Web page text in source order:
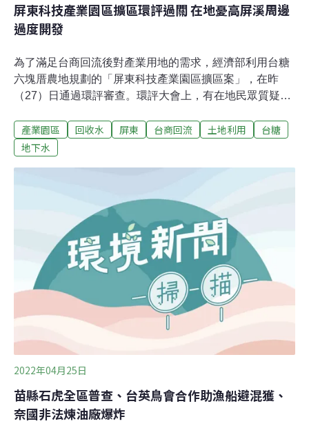
屏東科技產業園區擴區環評過關 在地憂高屏溪周邊
過度開發
為了滿足台商回流後對產業用地的需求，經濟部利用台糖
六塊厝農地規劃的「屏東科技產業園區擴區案」，在昨
（27）日通過環評審查。環評大會上，有在地民眾質疑近
產業園區擴區恐造成過大衝擊，要求開發案合併環評。環
保署表示，環評過程本就會針對鄰近地區進行累積效應評
原畜牧用地，作為屏東科技產業園區的擴區基地。該案位
於屏東縣屏東市西北側，緊鄰高雄市，總面積26.86公頃，
主要引進塑膠、金屬、電子零組件、光學製品、汽車、機
械設備等製造業。27日環保署辦理第424次環評大會，審
理屏東科技產業園區擴區案，會中沒有環委再提意見。不
過，該案在2021年10月進入環評初審後，卻因鄰近還有眾
多開發案，引起在地民眾質疑累積衝
產業園區 回收水 屏東 台商回流 土地利用
台糖
地下水
2022年04月25日
苗縣石虎全區普查、台英鳥會合作助漁船避混獲、
奈國非法煉油廠爆炸